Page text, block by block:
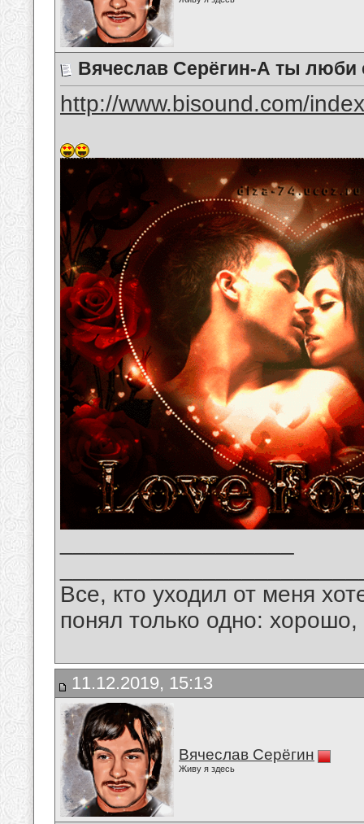
Вячеслав Серёгин-А ты люби
http://www.bisound.com/
Все, кто уходил от меня
понял только одно:
11.12.2019, 15:13
Вячеслав Серёгин
Живу я здесь